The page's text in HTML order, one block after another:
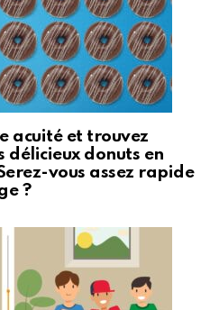
acuité et trouvez
délicieux donuts en
vous assez rapide
?